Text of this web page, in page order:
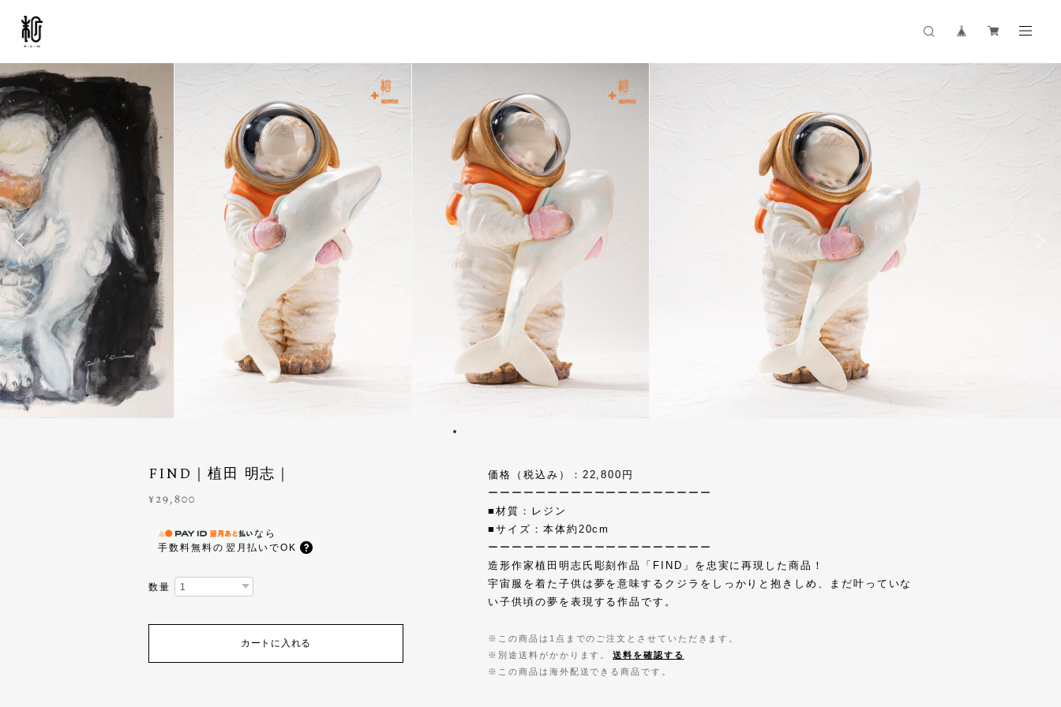
FIND｜植田 明志｜
¥29,800
なら
手数料無料の 翌月払いでOK
数量
カートに入れる
価格（税込み）：22,800円
ーーーーーーーーーーーーーーーーーーー
■材質：レジン
■サイズ：本体約20cm
ーーーーーーーーーーーーーーーーーーー
造形作家植田明志氏彫刻作品「FIND」を忠実に再現した商品！
宇宙服を着た子供は夢を意味するクジラをしっかりと抱きしめ、まだ叶っていな
い子供頃の夢を表現する作品です。
※この商品は1点までのご注文とさせていただきます。
※別途送料がかかります。
送料を確認する
※この商品は海外配送できる商品です。